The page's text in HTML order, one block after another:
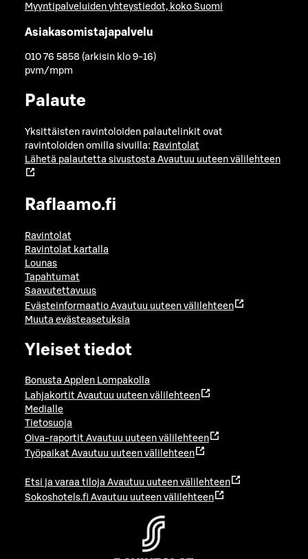
Myyntipalveluiden yhteystiedot, koko Suomi
Asiakasomistajapalvelu
010 76 5858 (arkisin klo 9-16)
pvm/mpm
Palaute
Yksittäisten ravintoloiden palautelinkit ovat
ravintoloiden omilla sivuilla: Ravintolat
Lähetä palautetta sivustosta Avautuu uuteen välilehteen
Raflaamo.fi
Ravintolat
Ravintolat kartalla
Lounas
Tapahtumat
Saavutettavuus
Evästeinformaatio Avautuu uuteen välilehteen
Muuta evästeasetuksia
Yleiset tiedot
Bonusta Applen Lompakolla
Lahjakortit Avautuu uuteen välilehteen
Medialle
Tietosuoja
Oiva-raportit Avautuu uuteen välilehteen
Työpaikat Avautuu uuteen välilehteen
Etsi ja varaa tiloja Avautuu uuteen välilehteen
Sokoshotels.fi Avautuu uuteen välilehteen